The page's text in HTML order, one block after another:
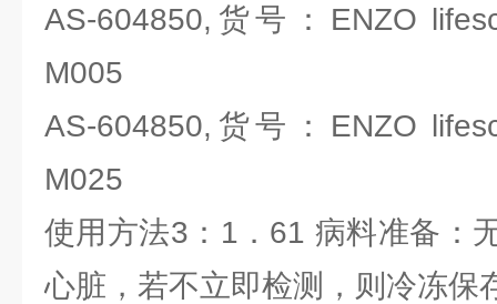
AS-604850,货号：ENZO
M005
AS-604850,货号：ENZO
M025
使用方法3：1．61 病料准备：
心脏，若不立即检测，则冷冻保